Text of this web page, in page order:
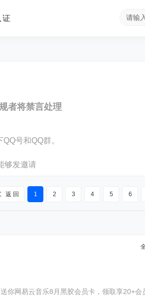
证
者将禁言处理
号和QQ群。
够发邀请
1 2 3 4 5 6
返 回
你网易云音乐8月黑胶会员卡，领取享20+